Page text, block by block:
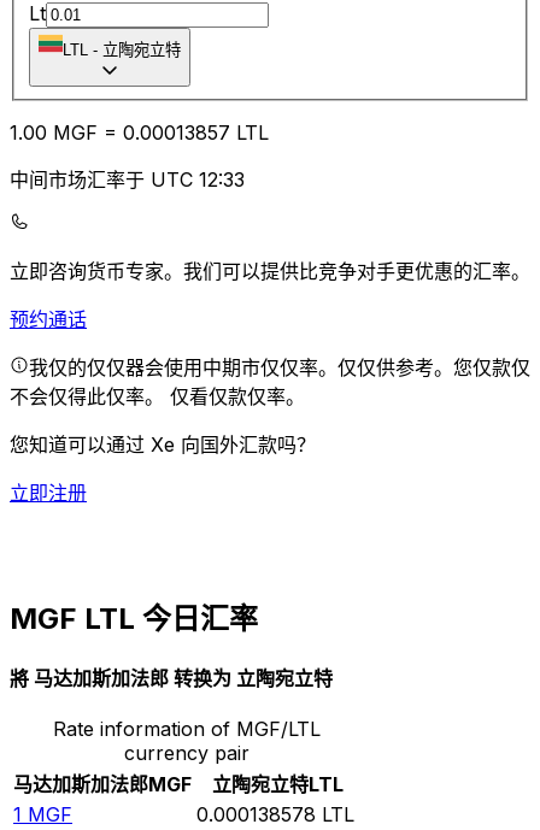
Lt
LTL - 立陶宛立特
1.00 MGF = 0.00013857 LTL
中间市场汇率于 UTC 12:33
立即咨询货币专家。 我们可以提供比竞争对手更优惠的汇率。
预约通话
我仅的仅仅器会使用中期市仅仅率。仅仅供参考。您仅款仅
不会仅得此仅率。 仅看仅款仅率。
您知道可以通过 Xe 向国外汇款吗？
立即注册
MGF LTL 今日汇率
將 马达加斯加法郎 转换为 立陶宛立特
Rate information of MGF/LTL
currency pair
马达加斯加法郎MGF 立陶宛立特LTL
1 MGF 0.000138578 LTL